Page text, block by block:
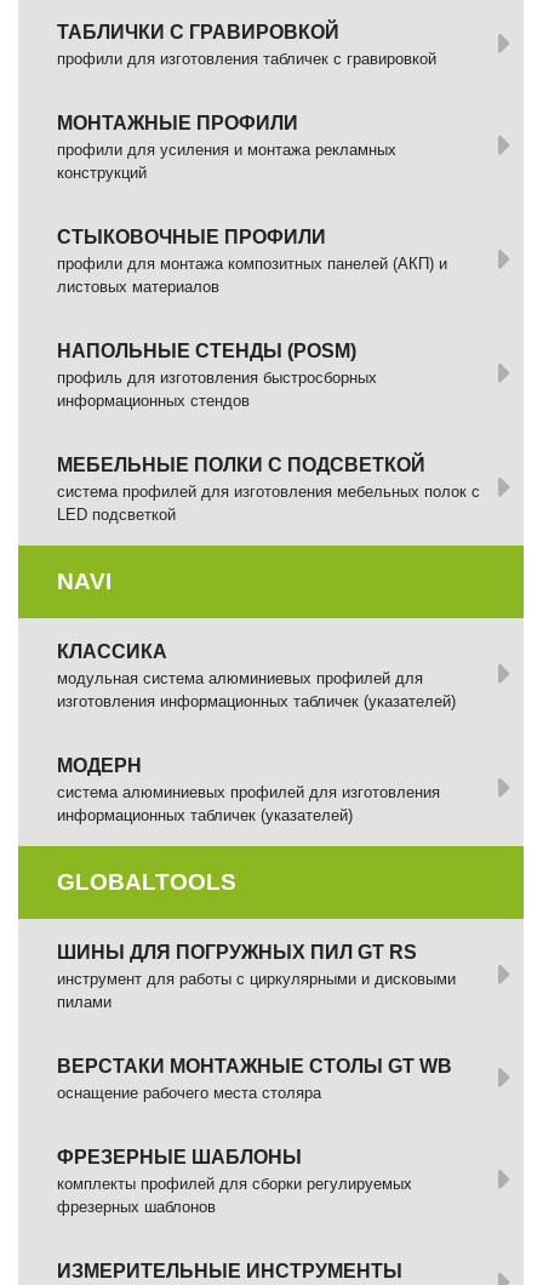
ТАБЛИЧКИ С ГРАВИРОВКОЙ
профили для изготовления табличек с гравировкой
МОНТАЖНЫЕ ПРОФИЛИ
профили для усиления и монтажа рекламных
конструкций
СТЫКОВОЧНЫЕ ПРОФИЛИ
профили для монтажа композитных панелей (АКП) и
листовых материалов
НАПОЛЬНЫЕ СТЕНДЫ (POSM)
профиль для изготовления быстросборных
информационных стендов
МЕБЕЛЬНЫЕ ПОЛКИ С ПОДСВЕТКОЙ
cистема профилей для изготовления мебельных полок с
LED подсветкой
NAVI
КЛАССИКА
модульная система алюминиевых профилей для
изготовления информационных табличек (указателей)
МОДЕРН
система алюминиевых профилей для изготовления
информационных табличек (указателей)
GLOBALTOOLS
ШИНЫ ДЛЯ ПОГРУЖНЫХ ПИЛ GT RS
инструмент для работы с циркулярными и дисковыми
пилами
ВЕРСТАКИ МОНТАЖНЫЕ СТОЛЫ GT WB
оснащение рабочего места столяра
ФРЕЗЕРНЫЕ ШАБЛОНЫ
комплекты профилей для сборки регулируемых
фрезерных шаблонов
ИЗМЕРИТЕЛЬНЫЕ ИНСТРУМЕНТЫ